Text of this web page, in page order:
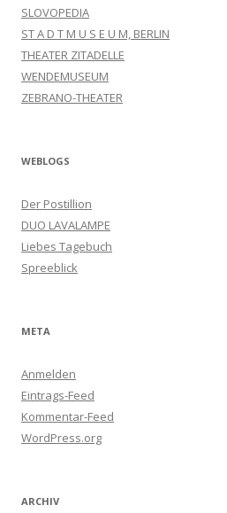
SLOVOPEDIA
ST A D T M U S E U M, BERLIN
THEATER ZITADELLE
WENDEMUSEUM
ZEBRANO-THEATER
WEBLOGS
Der Postillion
DUO LAVALAMPE
Liebes Tagebuch
Spreeblick
META
Anmelden
Eintrags-Feed
Kommentar-Feed
WordPress.org
ARCHIV